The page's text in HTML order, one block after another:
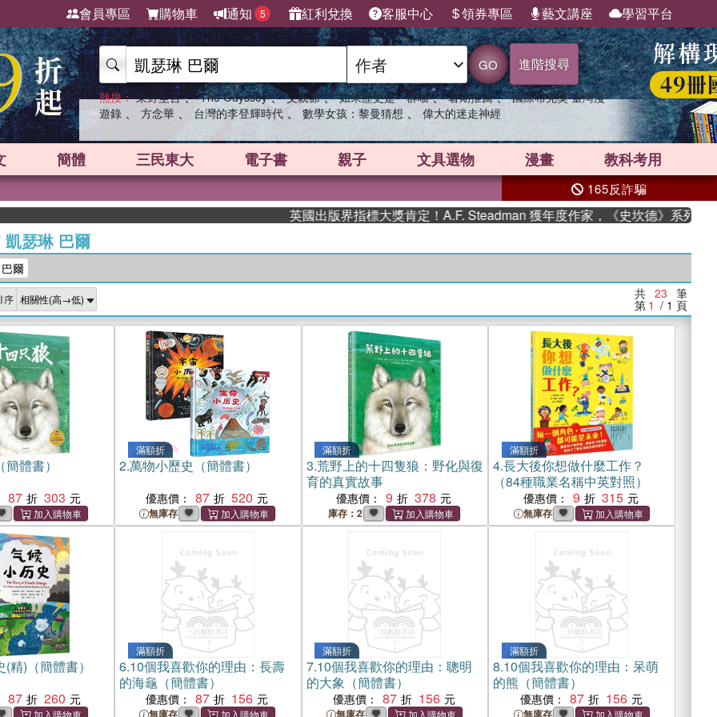
會員專區 購物車 通知 5 紅利兌換 客服中心 領券專區 藝文講座 學習平台
GO 進階搜尋
熱搜： 東野圭吾 、 The Odyssey 、 父親節 、 如果歷史是一群喵 、 暑期推薦 、 國際布克獎 臺灣漫
遊錄 、 方念華 、 台灣的李登輝時代 、 數學女孩：黎曼猜想 、 偉大的迷走神經
簡體 三民東大 電子書 親子 文具選物 漫畫 教科考用
165反詐騙
英國出版界指標大獎肯定！A.F. Steadman 獲年度作家，《史坎德》系列帶你踏上
凱瑟琳 巴爾
爾
序 共 23 筆
第 1 / 1 頁
體書）
87 303
滿額折
2.萬物小歷史（簡體書）
優惠價： 87 520
無庫存
滿額折
3.荒野上的十四隻狼：野化與復
育的真實故事
優惠價： 9 378
庫存：2
滿額折
4.長大後你想做什麼工作？
（84種職業名稱中英對照）
優惠價： 9 315
無庫存
精)（簡體書）
87 260
滿額折
6.10個我喜歡你的理由：長壽
的海龜（簡體書）
優惠價： 87 156
無庫存
滿額折
7.10個我喜歡你的理由：聰明
的大象（簡體書）
優惠價： 87 156
無庫存
滿額折
8.10個我喜歡你的理由：呆萌
的熊（簡體書）
優惠價： 87 156
無庫存